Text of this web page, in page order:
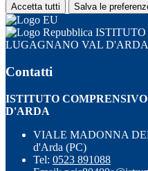
Accetta tutti Salva le
ISTITUTO
LUGAGNANO VAL D'ARDA
Contatti
ISTITUTO
D'ARDA
VIALE MADONNA
d'Arda (PC)
Tel: 0523 891088